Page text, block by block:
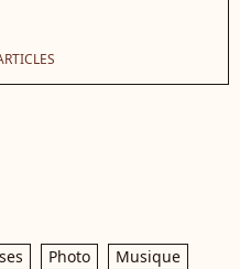
Photo
Musique